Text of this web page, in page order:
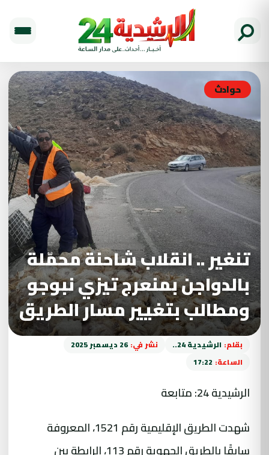
حوادث
تنغير .. انقلاب شاحنة محمّلة
بالدواجن بمنعرج تيزي نبوجو
ومطالب بتغيير مسار الطريق
بقلم: الرشيدية 24.. نشر في: 26 ديسمبر 2025
الساعة: 17:22
الرشيدية 24: متابعة
شهدت الطريق الإقليمية رقم 1521، المعروفة
سابقًا بالطريق الجهوية رقم 113، الرابطة بين